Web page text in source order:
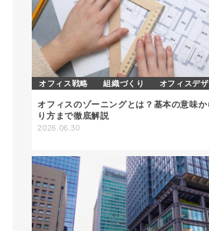
オフィス戦略 組織づくり オフィスデ
オフィスのゾーニングとは？基本の意味
り方まで徹底解説
2026.06.30